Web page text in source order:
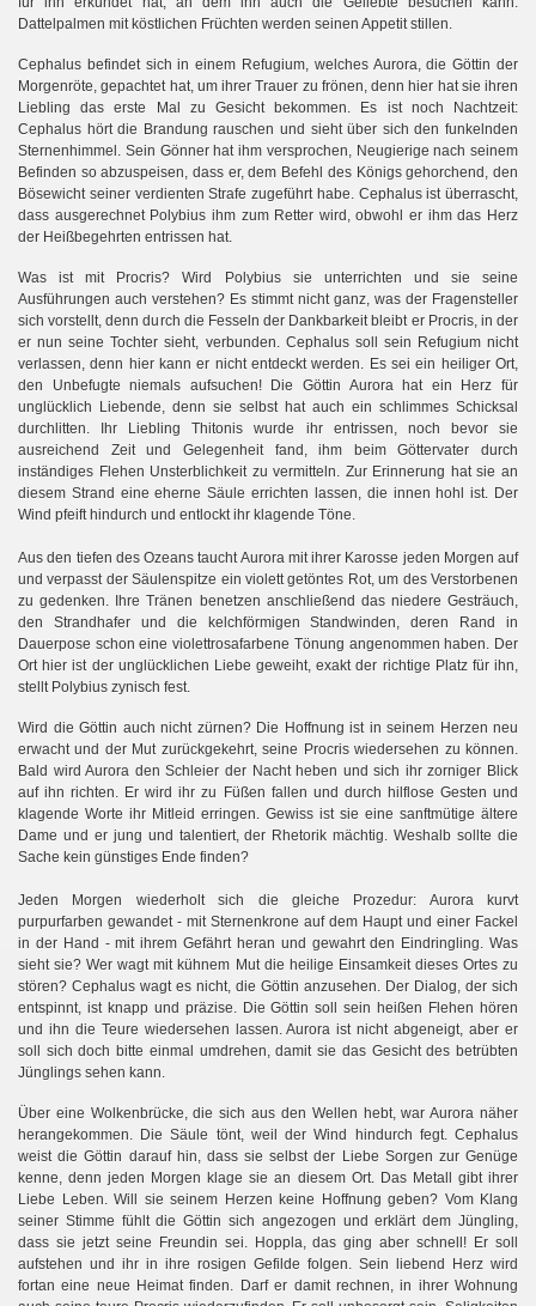
Dattelpalmen mit köstlichen Früchten werden seinen Appetit stillen.
Cephalus befindet sich in einem Refugium, welches Aurora, die Göttin der
Morgenröte, gepachtet hat, um ihrer Trauer zu frönen, denn hier hat sie ihren
Liebling das erste Mal zu Gesicht bekommen. Es ist noch Nachtzeit:
Cephalus hört die Brandung rauschen und sieht über sich den funkelnden
Sternenhimmel. Sein Gönner hat ihm versprochen, Neugierige nach seinem
Befinden so abzuspeisen, dass er, dem Befehl des Königs gehorchend, den
Bösewicht seiner verdienten Strafe zugeführt habe. Cephalus ist überrascht,
dass ausgerechnet Polybius ihm zum Retter wird, obwohl er ihm das Herz
der Heißbegehrten entrissen hat.
Was ist mit Procris? Wird Polybius sie unterrichten und sie seine
Ausführungen auch verstehen? Es stimmt nicht ganz, was der Fragensteller
sich vorstellt, denn durch die Fesseln der Dankbarkeit bleibt er Procris, in der
er nun seine Tochter sieht, verbunden. Cephalus soll sein Refugium nicht
verlassen, denn hier kann er nicht entdeckt werden. Es sei ein heiliger Ort,
den Unbefugte niemals aufsuchen! Die Göttin Aurora hat ein Herz für
unglücklich Liebende, denn sie selbst hat auch ein schlimmes Schicksal
durchlitten. Ihr Liebling Thitonis wurde ihr entrissen, noch bevor sie
ausreichend Zeit und Gelegenheit fand, ihm beim Göttervater durch
inständiges Flehen Unsterblichkeit zu vermitteln. Zur Erinnerung hat sie an
diesem Strand eine eherne Säule errichten lassen, die innen hohl ist. Der
Wind pfeift hindurch und entlockt ihr klagende Töne.
Aus den tiefen des Ozeans taucht Aurora mit ihrer Karosse jeden Morgen auf
und verpasst der Säulenspitze ein violett getöntes Rot, um des Verstorbenen
zu gedenken. Ihre Tränen benetzen anschließend das niedere Gesträuch,
den Strandhafer und die kelchförmigen Standwinden, deren Rand in
Dauerpose schon eine violettrosafarbene Tönung angenommen haben. Der
Ort hier ist der unglücklichen Liebe geweiht, exakt der richtige Platz für ihn,
stellt Polybius zynisch fest.
Wird die Göttin auch nicht zürnen? Die Hoffnung ist in seinem Herzen neu
erwacht und der Mut zurückgekehrt, seine Procris wiedersehen zu können.
Bald wird Aurora den Schleier der Nacht heben und sich ihr zorniger Blick
auf ihn richten. Er wird ihr zu Füßen fallen und durch hilflose Gesten und
klagende Worte ihr Mitleid erringen. Gewiss ist sie eine sanftmütige ältere
Dame und er jung und talentiert, der Rhetorik mächtig. Weshalb sollte die
Sache kein günstiges Ende finden?
Jeden Morgen wiederholt sich die gleiche Prozedur: Aurora kurvt
purpurfarben gewandet - mit Sternenkrone auf dem Haupt und einer Fackel
in der Hand - mit ihrem Gefährt heran und gewahrt den Eindringling. Was
sieht sie? Wer wagt mit kühnem Mut die heilige Einsamkeit dieses Ortes zu
stören? Cephalus wagt es nicht, die Göttin anzusehen. Der Dialog, der sich
entspinnt, ist knapp und präzise. Die Göttin soll sein heißen Flehen hören
und ihn die Teure wiedersehen lassen. Aurora ist nicht abgeneigt, aber er
soll sich doch bitte einmal umdrehen, damit sie das Gesicht des betrübten
Jünglings sehen kann.
Über eine Wolkenbrücke, die sich aus den Wellen hebt, war Aurora näher
herangekommen. Die Säule tönt, weil der Wind hindurch fegt. Cephalus
weist die Göttin darauf hin, dass sie selbst der Liebe Sorgen zur Genüge
kenne, denn jeden Morgen klage sie an diesem Ort. Das Metall gibt ihrer
Liebe Leben. Will sie seinem Herzen keine Hoffnung geben? Vom Klang
seiner Stimme fühlt die Göttin sich angezogen und erklärt dem Jüngling,
dass sie jetzt seine Freundin sei. Hoppla, das ging aber schnell! Er soll
aufstehen und ihr in ihre rosigen Gefilde folgen. Sein liebend Herz wird
fortan eine neue Heimat finden. Darf er damit rechnen, in ihrer Wohnung